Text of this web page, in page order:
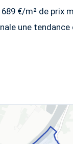
€/m² de prix
une